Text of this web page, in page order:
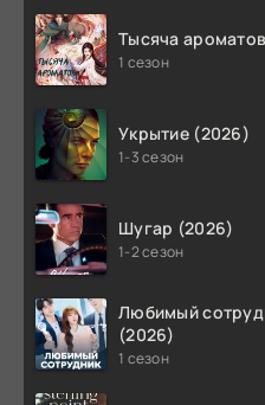
Тысяча
1 сезон
Укрытие (2026)
1-3 сезон
Шугар (2026)
1-2 сезон
Любимый
(2026)
1 сезон